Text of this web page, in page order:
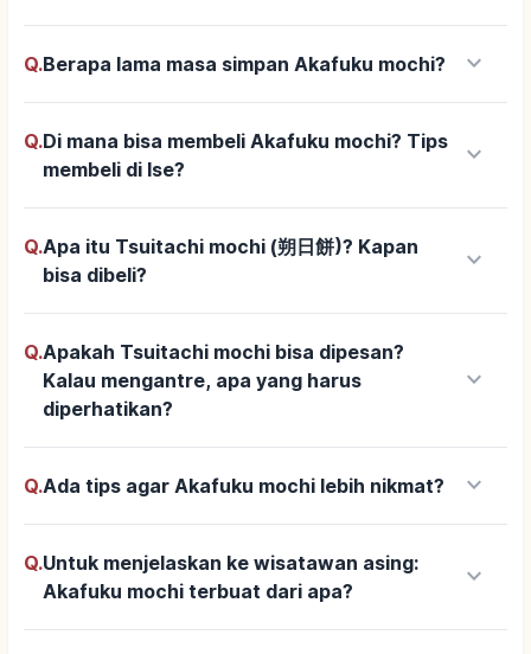
Q.Berapa lama masa simpan Akafuku mochi? keyboard_arrow_down
Q.Di mana bisa membeli Akafuku mochi? Tips
membeli di Ise?
keyboard_arrow_down
Q.Apa itu Tsuitachi mochi (朔日餅)? Kapan
bisa dibeli?
keyboard_arrow_down
Q.Apakah Tsuitachi mochi bisa dipesan?
Kalau mengantre, apa yang harus
diperhatikan?
keyboard_arrow_down
Q.Ada tips agar Akafuku mochi lebih nikmat? keyboard_arrow_down
Q.Untuk menjelaskan ke wisatawan asing:
Akafuku mochi terbuat dari apa?
keyboard_arrow_down